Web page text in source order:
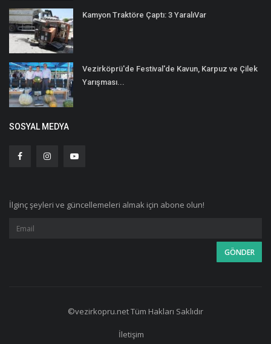
Kamyon Traktöre Çaptı: 3 YaralıVar
Vezirköprü'de Festival'de Kavun, Karpuz ve Çilek
Yarışması...
SOSYAL MEDYA
İlginç şeyleri ve güncellemeleri almak için abone olun!
©vezirkopru.net Tüm Hakları Saklıdır
İletişim